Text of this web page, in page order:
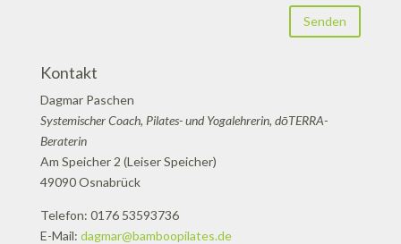
Senden
Kontakt
Dagmar Paschen
Systemischer Coach, Pilates- und Yogalehrerin, dōTERRA-
Beraterin
Am Speicher 2 (Leiser Speicher)
49090 Osnabrück
Telefon: 0176 53593736
E-Mail: dagmar@bamboopilates.de